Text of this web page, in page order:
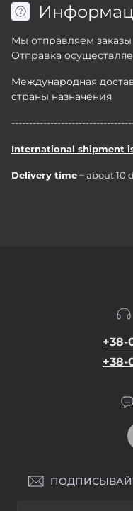
Мы отправляем
Отправка
Международная
страны назначения
International shipment
Delivery time ~ about 10
+38-
+38-